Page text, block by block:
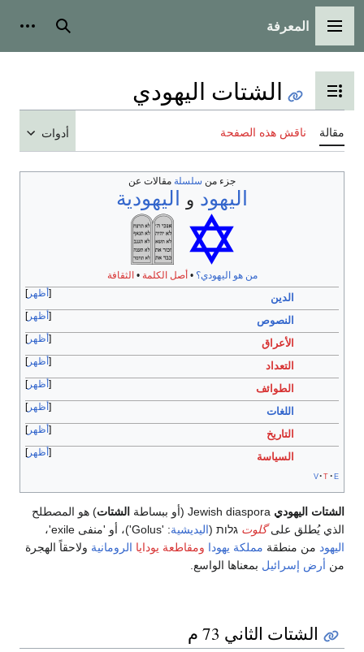
القائمة الرئيسية
المعرفة بحث
تبديل عرض جدول المحتويات
الشتات اليهودي
مقالة ناقش هذه الصفحة أدوات
جزء من سلسلة مقالات عن
اليهود و اليهودية
من هو اليهودي؟ • أصل الكلمة • الثقافة
أظهر
الدين
أظهر النصوص
أظهر الأعراق
أظهر التعداد
أظهر الطوائف
أظهر اللغات
أظهر التاريخ
أظهر السياسة
v t e
الشتات اليهودي الشتات) هو المصطلح
الذي يُطلق علىگلوت גלות (اليديشية: 'Golus')، أو 'منفى exile'،
اليهود من منطقة مملكة يهودا ومقاطعة يودايا الرومانية ولاحقاً الهجرة
من أرض إسرائيل بمعناها الواسع.
الشتات الثاني 73 م